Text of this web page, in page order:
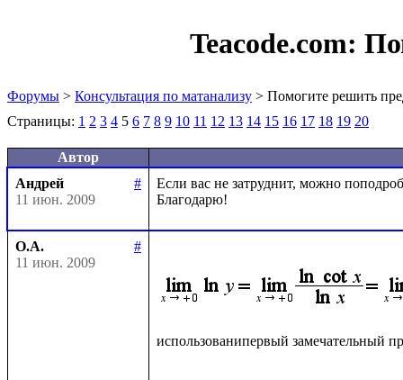
Teacode.com:
Форумы > Консультация по матанализу > Помогите решить
Страницы: 1 2 3 4 5 6 7 8 9 10 11 12 13 14 15 16 17 18 19 20
Автор
Андрей
#
11 июн. 2009
Если вас не затруднит, можно
О.А.
#
11 июн. 2009
использованипервый замечательный